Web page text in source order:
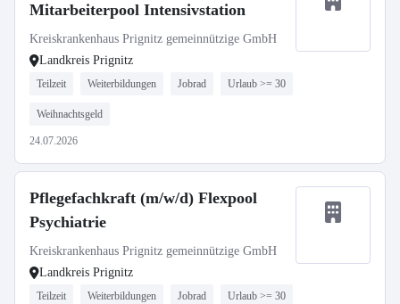
Mitarbeiterpool Intensivstation
Kreiskrankenhaus Prignitz gemeinnützige GmbH
Landkreis Prignitz
Teilzeit Weiterbildungen Jobrad Urlaub >= 30
Weihnachtsgeld
24.07.2026
Pflegefachkraft (m/w/d) Flexpool
Psychiatrie
Kreiskrankenhaus Prignitz gemeinnützige GmbH
Landkreis Prignitz
Teilzeit Weiterbildungen Jobrad Urlaub >= 30